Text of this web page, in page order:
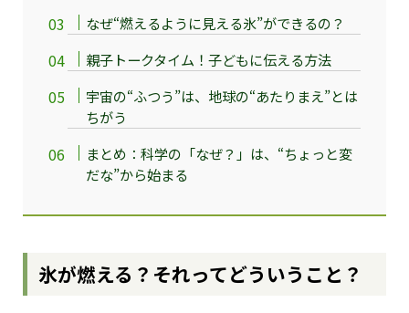
なぜ“燃えるように見える氷”ができるの？
親子トークタイム！子どもに伝える方法
宇宙の“ふつう”は、地球の“あたりまえ”とは
ちがう
まとめ：科学の「なぜ？」は、“ちょっと変
だな”から始まる
氷が燃える？それってどういうこと？